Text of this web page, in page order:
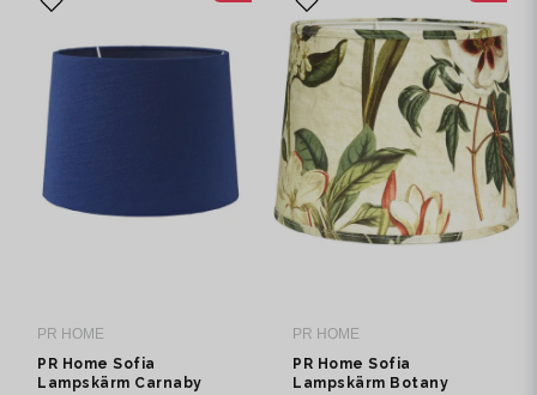
PR HOME
PR Home Sofia
Lampskärm Carnaby
PR HOME
PR Home Sofia
Lampskärm Botany